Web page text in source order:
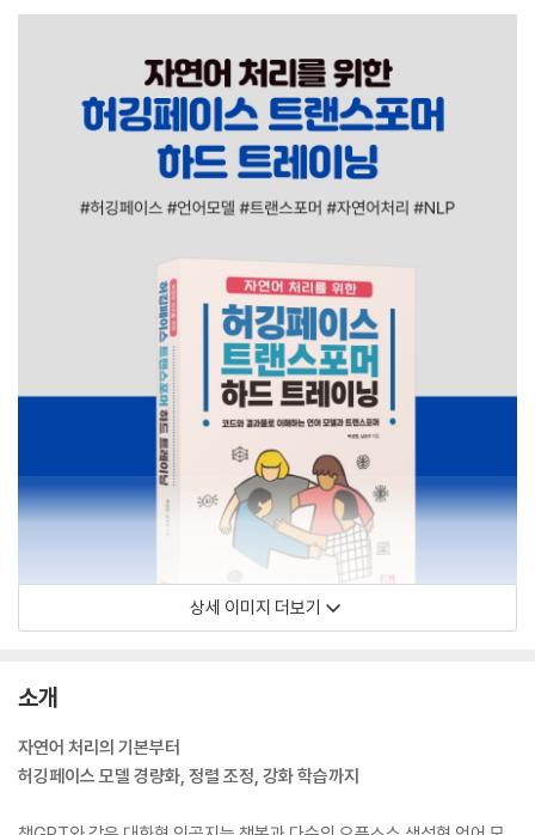
상세 이미지 더보기
소개
자연어 처리의 기본부터
허깅페이스 모델 경량화, 정렬 조정, 강화 학습까지